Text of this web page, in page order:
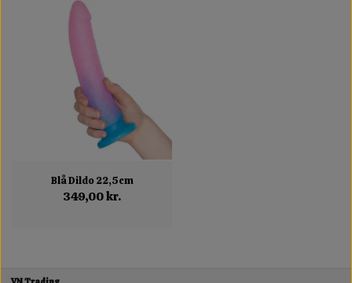
Blå Dildo 22,5cm
349,00 kr.